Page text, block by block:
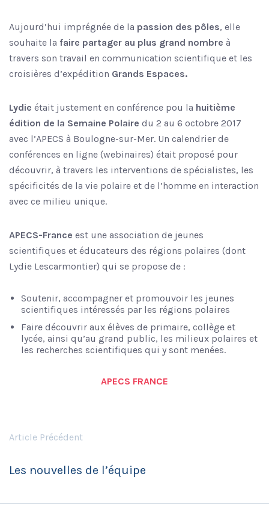
Aujourd’hui imprégnée de la passion des pôles, elle
souhaite la faire partager au plus grand nombre à
travers son travail en communication scientifique et les
croisières d’expédition Grands Espaces.
Lydie était justement en conférence pou la huitième
édition de la Semaine Polaire du 2 au 6 octobre 2017
avec l’APECS à Boulogne-sur-Mer. Un calendrier de
conférences en ligne (webinaires) était proposé pour
découvrir, à travers les interventions de spécialistes, les
spécificités de la vie polaire et de l’homme en interaction
avec ce milieu unique.
APECS-France est une association de jeunes
scientifiques et éducateurs des régions polaires (dont
Lydie Lescarmontier) qui se propose de :
Soutenir, accompagner et promouvoir les jeunes
scientifiques intéressés par les régions polaires
Faire découvrir aux élèves de primaire, collège et
lycée, ainsi qu’au grand public, les milieux polaires et
les recherches scientifiques qui y sont menées.
APECS FRANCE
Article Précédent
Les nouvelles de l’équipe